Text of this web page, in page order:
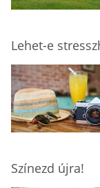
Lehet-e
Színezd újra!